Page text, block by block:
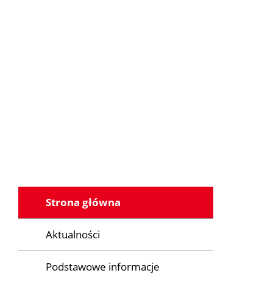
Strona główna
Aktualności
Podstawowe informacje